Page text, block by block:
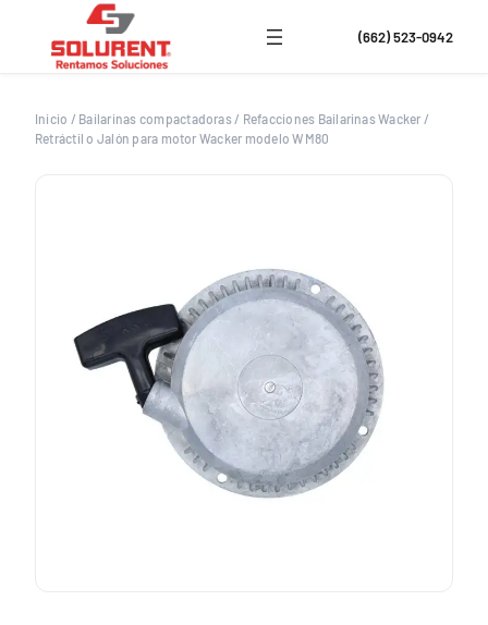
contenido
(662) 523-0942
Inicio / Bailarinas compactadoras/ Refacciones Bailarinas Wacker /
Retráctil o Jalón para motor Wacker modelo WM80